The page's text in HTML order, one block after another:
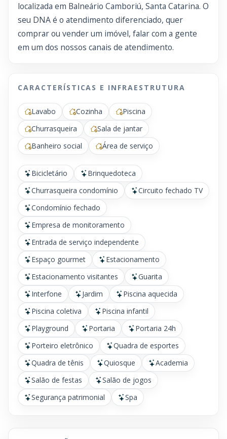
localizada em Balneário Camboriú, Santa Catarina. O
seu DNA é o atendimento diferenciado, quer
comprar ou vender um imóvel, falar com a gente
em um dos nossos canais de atendimento.
CARACTERÍSTICAS E INFRAESTRUTURA
Lavabo Cozinha
Piscina
Churrasqueira
Sala de jantar
Banheiro social
Área de serviço
Bicicletário
Brinquedoteca
Churrasqueira condomínio
Circuito fechado TV
Condomínio fechado
Empresa de monitoramento
Entrada de serviço independente
Espaço gourmet
Estacionamento
Estacionamento visitantes
Guarita
Interfone
Jardim
Piscina aquecida
Piscina coletiva
Piscina infantil
Playground
Portaria
Portaria 24h
Porteiro eletrônico
Quadra de esportes
Quadra de tênis
Quiosque
Academia
Salão de festas
Salão de jogos
Segurança patrimonial
Spa